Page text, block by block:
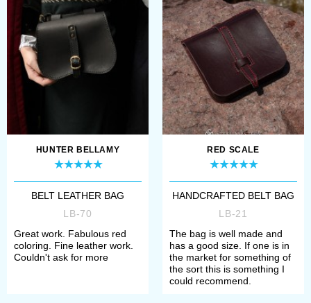
HUNTER BELLAMY
BELT LEATHER BAG
LB-70
Great work. Fabulous red
coloring. Fine leather work.
Couldn't ask for more
RED SCALE
HANDCRAFTED BELT BAG
LB-21
The bag is well made and
has a good size. If one is in
the market for something of
the sort this is something I
could recommend.